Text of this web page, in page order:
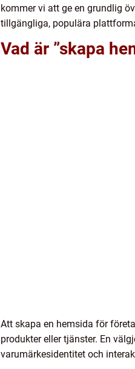
kommer vi att ge en grundlig
tillgängliga, populära
Vad är ”skapa
Att skapa en hemsida för
produkter eller tjänster. En
varumärkesidentitet och